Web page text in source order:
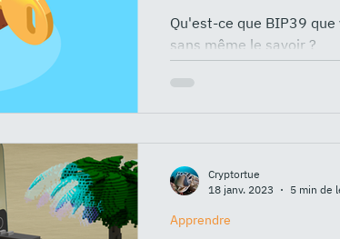
Qu'est-ce que BIP39
sans même le savoir ?
Apprendre
Cryptortue
18 janv. 2023
5 min de